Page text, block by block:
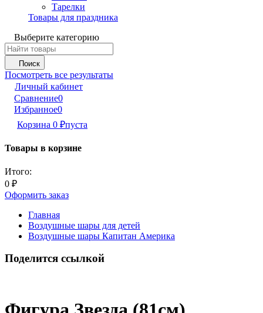
Тарелки
Товары для праздника
Выберите категорию
Поиск
Посмотреть все результаты
Личный кабинет
Сравнение0
Избранное0
Корзина 0 ₽пуста
Товары в корзине
Итого:
0 ₽
Оформить заказ
Главная
Воздушные шары для детей
Воздушные шары Капитан Америка
Поделится ссылкой